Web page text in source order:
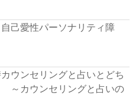
己愛性パーソナリティ障
ウンセリングと占いとどち
～カウンセリングと占いの